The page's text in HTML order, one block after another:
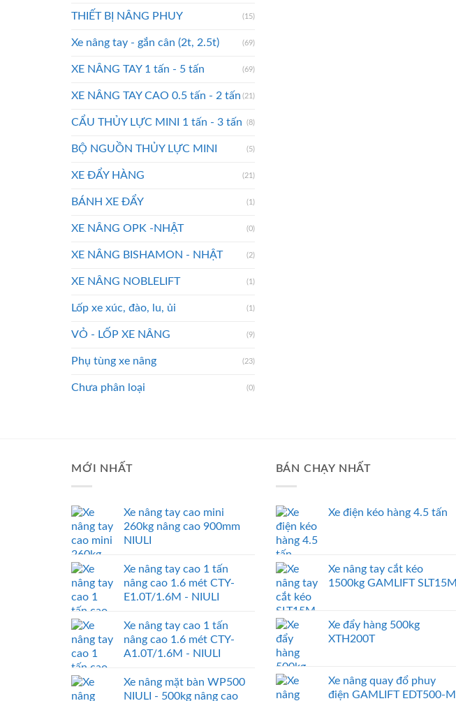
THIẾT BỊ NÂNG PHUY (15)
Xe nâng tay - gắn cân (2t, 2.5t) (69)
XE NÂNG TAY 1 tấn - 5 tấn (69)
XE NÂNG TAY CAO 0.5 tấn - 2 tấn (21)
CẨU THỦY LỰC MINI 1 tấn - 3 tấn (8)
BỘ NGUỒN THỦY LỰC MINI (5)
XE ĐẨY HÀNG (21)
BÁNH XE ĐẨY (1)
XE NÂNG OPK -NHẬT (0)
XE NÂNG BISHAMON - NHẬT (2)
XE NÂNG NOBLELIFT (1)
Lốp xe xúc, đào, lu, ủi (1)
VỎ - LỐP XE NÂNG (9)
Phụ tùng xe nâng (23)
Chưa phân loại (0)
MỚI NHẤT
Xe nâng tay cao mini
260kg nâng cao 900mm
NIULI
Xe nâng tay cao 1 tấn
nâng cao 1.6 mét CTY-
E1.0T/1.6M - NIULI
Xe nâng tay cao 1 tấn
nâng cao 1.6 mét CTY-
A1.0T/1.6M - NIULI
Xe nâng mặt bàn WP500
NIULI - 500kg nâng cao
BÁN CHẠY NHẤT
Xe điện kéo hàng 4.5 tấn
Xe nâng tay cắt kéo
1500kg GAMLIFT SLT15M
Xe đẩy hàng 500kg
XTH200T
Xe nâng quay đổ phuy
điện GAMLIFT EDT500-M